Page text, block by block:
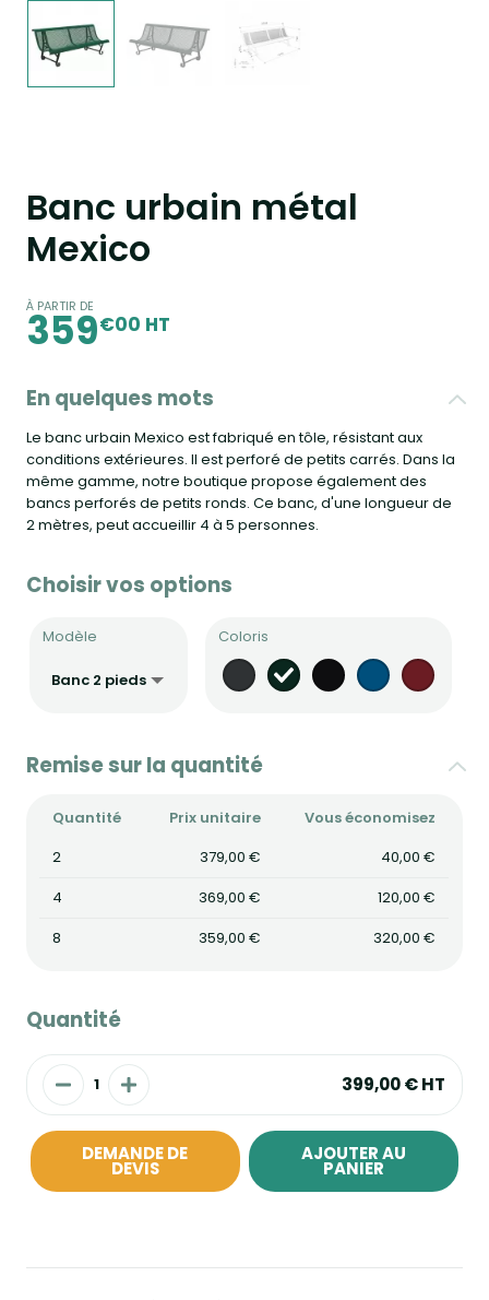
Banc urbain métal
Mexico
À PARTIR DE
359€00 HT
En quelques mots
Le banc urbain Mexico est fabriqué en tôle, résistant aux
conditions extérieures. Il est perforé de petits carrés. Dans la
même gamme, notre boutique propose également des
bancs perforés de petits ronds. Ce banc, d'une longueur de
2 mètres, peut accueillir 4 à 5 personnes.
Choisir vos options
Modèle Coloris
Remise sur la quantité
Quantité Prix unitaire
Vous économisez
2
379,00 €
40,00 €
4
369,00 €
120,00 €
8
359,00 € 320,00 €
Quantité
399,00 €HT
DEMANDE DE
DEVIS
AJOUTER AU
PANIER